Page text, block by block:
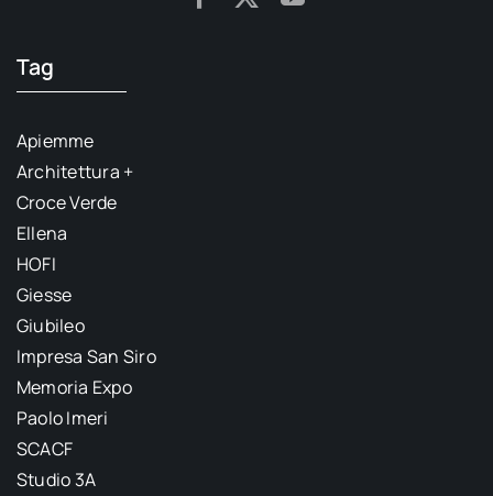
Tag
Apiemme
Architettura +
Croce Verde
Ellena
HOFI
Giesse
Giubileo
Impresa San Siro
Memoria Expo
Paolo Imeri
SCACF
Studio 3A